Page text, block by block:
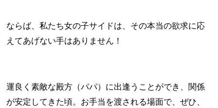
ならば、私たち女の子サイドは、その本当の欲求に応
えてあげない手はありません！
運良く素敵な殿方（パパ）に出逢うことができ、関係
が安定してきた頃。お手当を渡される場面で、ぜひ、